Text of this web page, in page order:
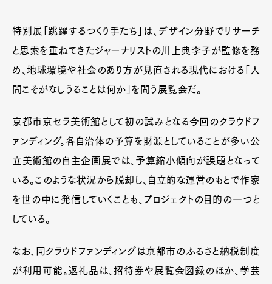
特別展「跳躍するつくり手たち」は、デザイン分野でリサーチ
と思索を重ねてきたジャーナリストの川上典李子が監修を務
め、地球環境や社会のあり方が見直される現代における「人
間こそがなしうることは何か」を問う展覧会だ。
京都市京セラ美術館として初の試みとなる今回のクラウドフ
ァンディング。各自治体の予算を財源としていることが多い公
立美術館の自主企画展では、予算縮小傾向が課題となって
いる。このような状況から脱却し、自立的な運営のもとで作家
を世の中に発信していくことも、プロジェクトの目的の一つと
している。
なお、同クラウドファンディングは京都市のふるさと納税制度
が利用可能。返礼品は、招待券や展覧会図録のほか、学芸